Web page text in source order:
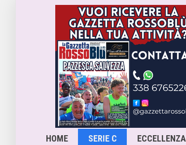
HOME SERIE C ECCELLENZA